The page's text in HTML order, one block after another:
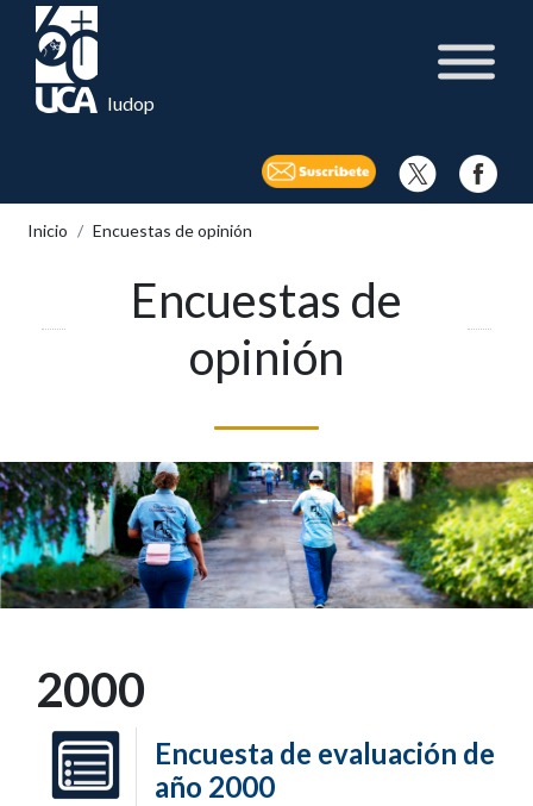
Iudop
Inicio Encuestas de opinión
Encuestas de
opinión
2000
Encuesta de evaluación de
año 2000